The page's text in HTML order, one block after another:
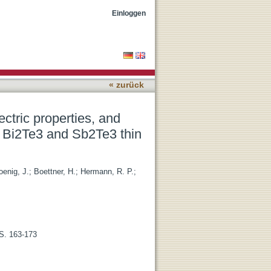
Einloggen
« zurück
properties, and
and Sb2Te3 thin
J.; Boettner, H.; Hermann, R. P.;
163-173